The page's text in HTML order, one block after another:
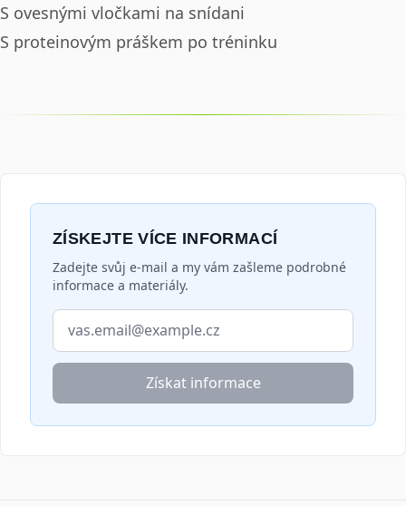
S ovesnými vločkami na snídani
S proteinovým práškem po tréninku
ZÍSKEJTE VÍCE INFORMACÍ
Zadejte svůj e-mail a my vám zašleme podrobné
informace a materiály.
E-mailová adresa
Získat informace